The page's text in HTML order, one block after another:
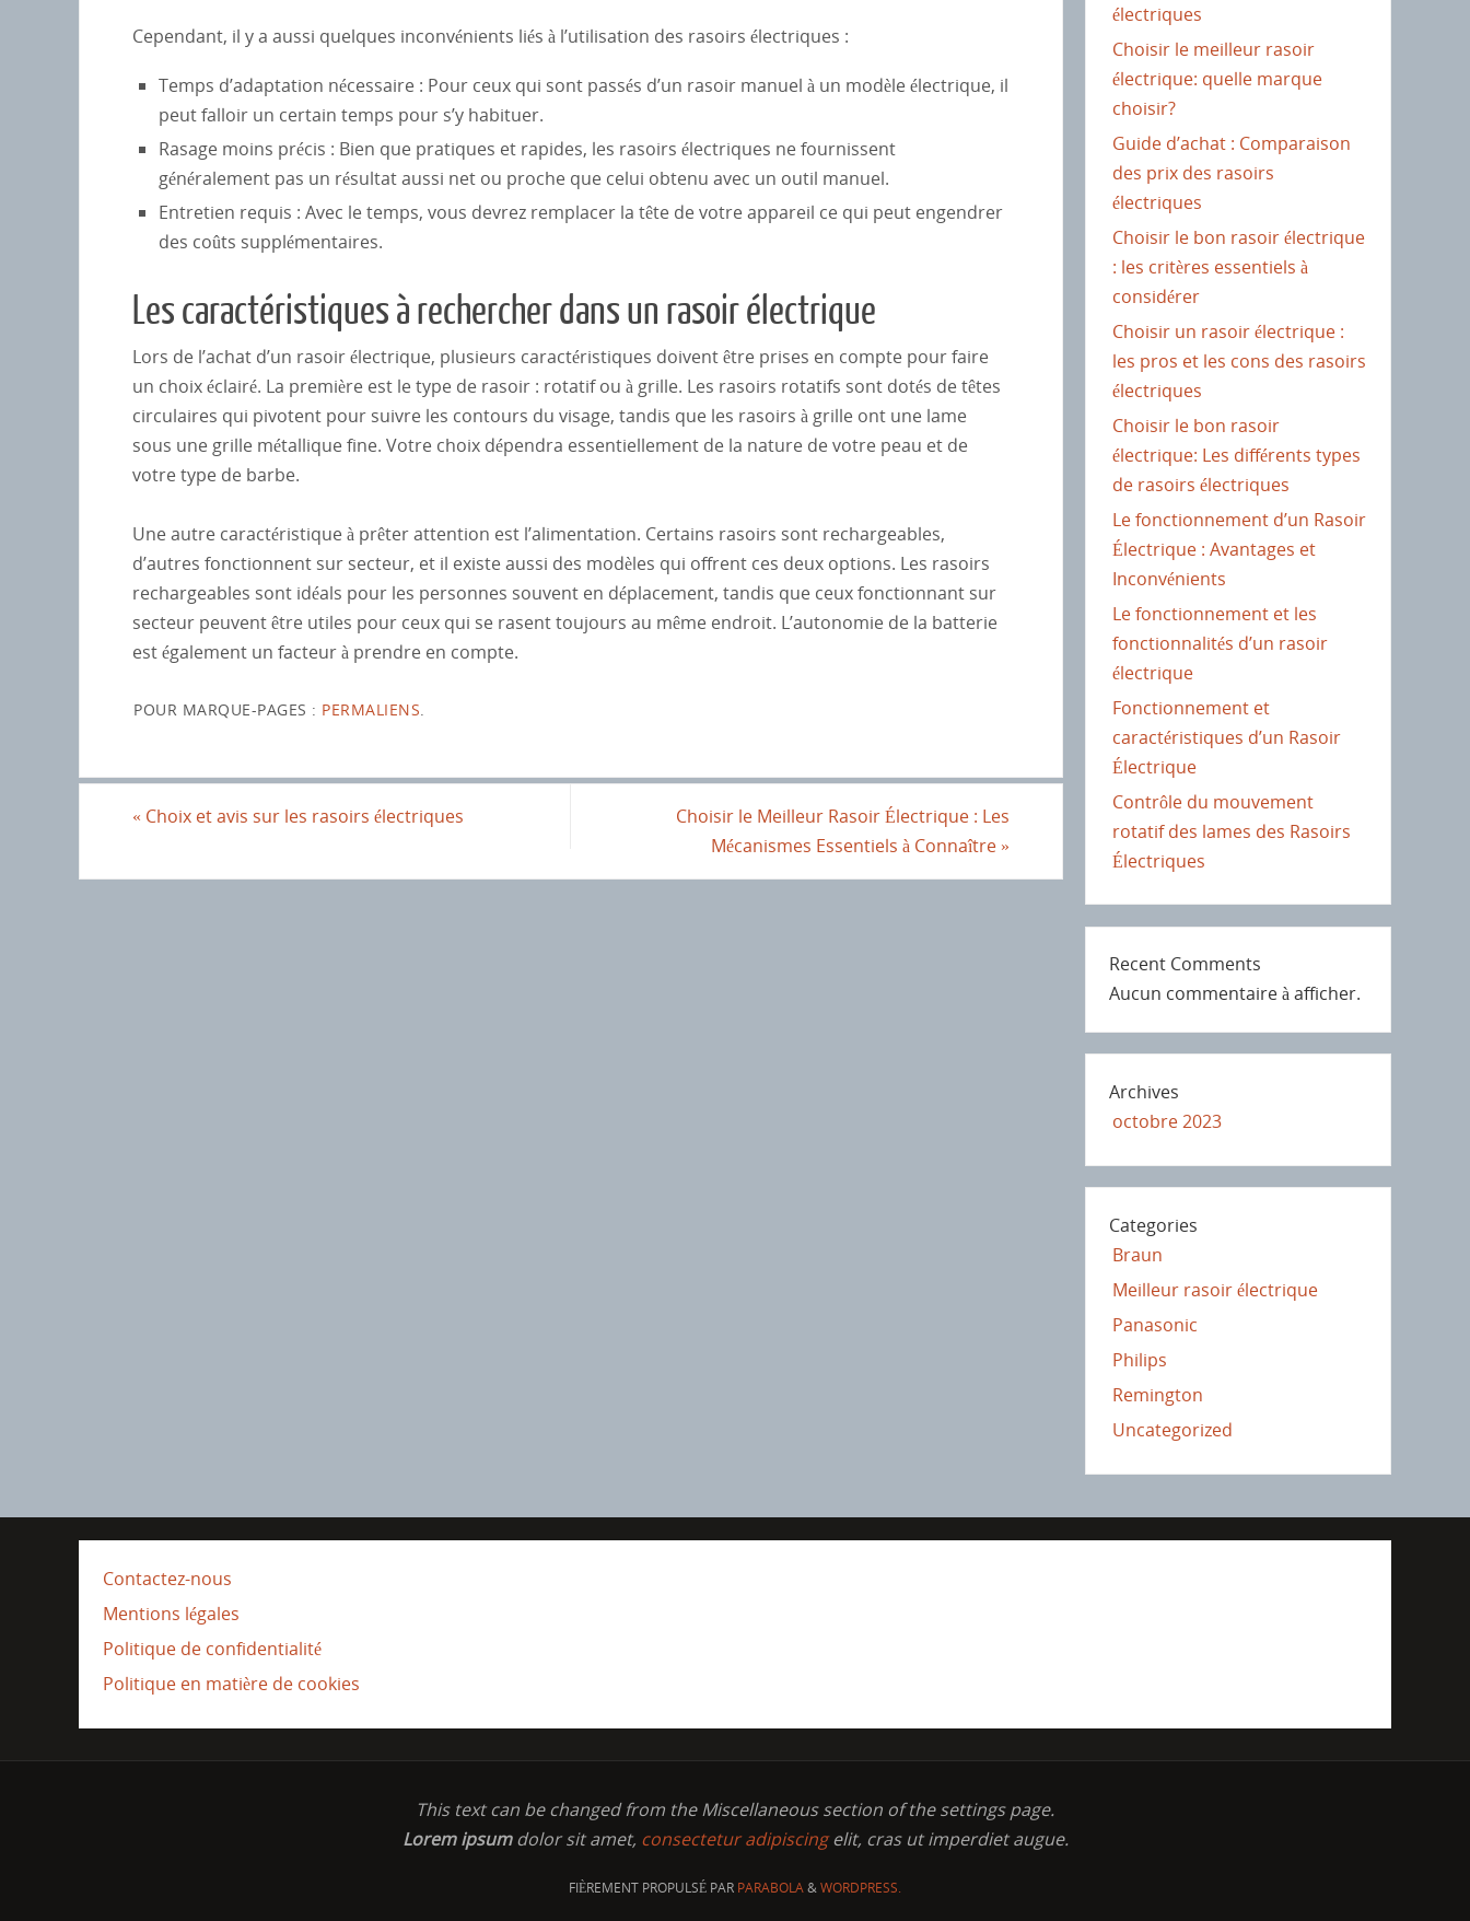
Cependant, il y a aussi quelques inconvénients liés à l’utilisation des rasoirs électriques :
Temps d’adaptation nécessaire : Pour ceux qui sont passés d’un rasoir manuel à un modèle électrique, il
peut falloir un certain temps pour s’y habituer.
Rasage moins précis : Bien que pratiques et rapides, les rasoirs électriques ne fournissent
généralement pas un résultat aussi net ou proche que celui obtenu avec un outil manuel.
Entretien requis : Avec le temps, vous devrez remplacer la tête de votre appareil ce qui peut engendrer
des coûts supplémentaires.
Les caractéristiques à rechercher dans un rasoir électrique
Lors de l’achat d’un rasoir électrique, plusieurs caractéristiques doivent être prises en compte pour faire
un choix éclairé. La première est le type de rasoir : rotatif ou à grille. Les rasoirs rotatifs sont dotés de têtes
circulaires qui pivotent pour suivre les contours du visage, tandis que les rasoirs à grille ont une lame
sous une grille métallique fine. Votre choix dépendra essentiellement de la nature de votre peau et de
votre type de barbe.
Une autre caractéristique à prêter attention est l’alimentation. Certains rasoirs sont rechargeables,
d’autres fonctionnent sur secteur, et il existe aussi des modèles qui offrent ces deux options. Les rasoirs
rechargeables sont idéals pour les personnes souvent en déplacement, tandis que ceux fonctionnant sur
secteur peuvent être utiles pour ceux qui se rasent toujours au même endroit. L’autonomie de la batterie
est également un facteur à prendre en compte.
POUR MARQUE-PAGES : PERMALIENS
« Choix et avis sur les rasoirs électriques
Choisir le Meilleur Rasoir Électrique : Les
Mécanismes Essentiels à Connaître »
électriques
Choisir le meilleur rasoir
électrique: quelle marque
choisir?
Guide d’achat : Comparaison
des prix des rasoirs
électriques
Choisir le bon rasoir électrique
: les critères essentiels à
considérer
Choisir un rasoir électrique :
les pros et les cons des rasoirs
électriques
Choisir le bon rasoir
électrique: Les différents types
de rasoirs électriques
Le fonctionnement d’un Rasoir
Électrique : Avantages et
Inconvénients
Le fonctionnement et les
fonctionnalités d’un rasoir
électrique
Fonctionnement et
caractéristiques d’un Rasoir
Électrique
Contrôle du mouvement
rotatif des lames des Rasoirs
Électriques
Recent Comments
Aucun commentaire à afficher.
Archives
octobre 2023
Categories
Braun
Meilleur rasoir électrique
Panasonic
Philips
Remington
Uncategorized
Contactez-nous
Mentions légales
Politique de confidentialité
Politique en matière de cookies
This text can be changed from the Miscellaneous section of the settings page.
Lorem ipsumdolor sit amet, consectetur adipiscingelit, cras ut imperdiet augue.
FIÈREMENT PROPULSÉ PAR PARABOLA&WORDPRESS.